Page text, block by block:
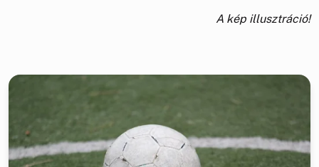
A kép illusztráció!